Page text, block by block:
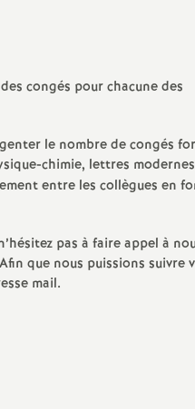
congés pour chacune des
le nombre de congés
chimie, lettres
entre les collègues en
pas à faire appel à
que nous puissions suivre
mail.